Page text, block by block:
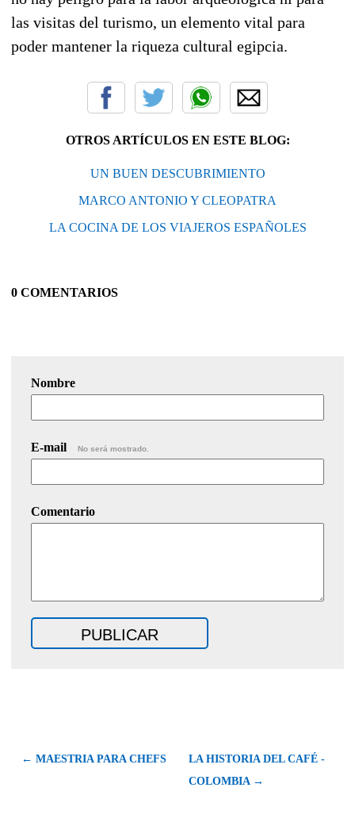
las visitas del turismo, un elemento vital para
poder mantener la riqueza cultural egipcia.
OTROS ARTÍCULOS EN ESTE BLOG:
UN BUEN DESCUBRIMIENTO
MARCO ANTONIO Y CLEOPATRA
LA COCINA DE LOS VIAJEROS ESPAÑOLES
0 COMENTARIOS
Nombre
E-mail No será mostrado.
Comentario
← MAESTRIA PARA CHEFS
LA HISTORIA DEL CAFÉ -
COLOMBIA →